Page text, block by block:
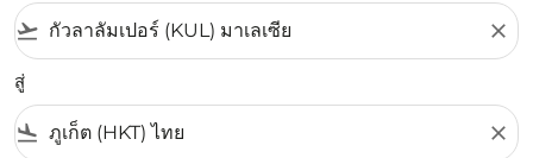
flight_takeoff close
สู่
flight_land close